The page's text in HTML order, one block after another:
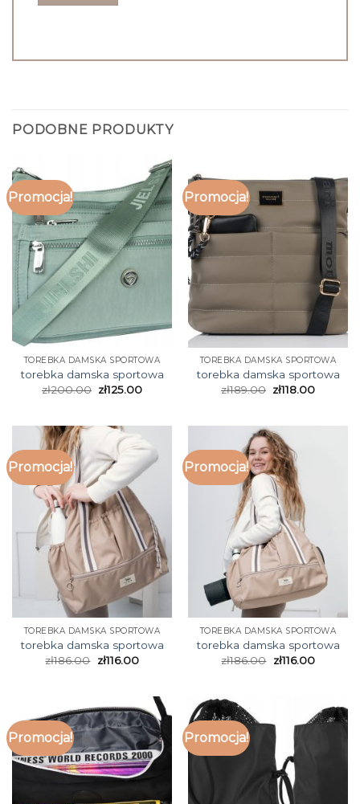
PODOBNE PRODUKTY
Promocja!
TOREBKA DAMSKA SPORTOWA
torebka damska sportowa
zł200.00 zł125.00
Promocja!
TOREBKA DAMSKA SPORTOWA
torebka damska sportowa
zł189.00 zł118.00
Promocja!
TOREBKA DAMSKA SPORTOWA
torebka damska sportowa
zł186.00 zł116.00
Promocja!
TOREBKA DAMSKA SPORTOWA
torebka damska sportowa
zł186.00 zł116.00
Promocja! Promocja!